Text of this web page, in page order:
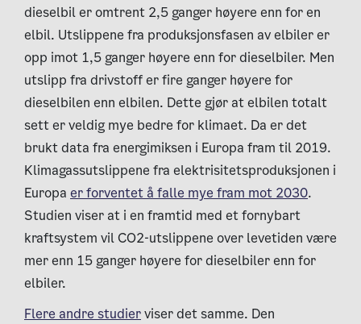
dieselbil er omtrent 2,5 ganger høyere enn for en
elbil. Utslippene fra produksjonsfasen av elbiler er
opp imot 1,5 ganger høyere enn for dieselbiler. Men
utslipp fra drivstoff er fire ganger høyere for
dieselbilen enn elbilen. Dette gjør at elbilen totalt
sett er veldig mye bedre for klimaet. Da er det
brukt data fra energimiksen i Europa fram til 2019.
Klimagassutslippene fra elektrisitetsproduksjonen i
Europa er forventet å falle mye fram mot 2030.
Studien viser at i en framtid med et fornybart
kraftsystem vil CO2-utslippene over levetiden være
mer enn 15 ganger høyere for dieselbiler enn for
elbiler.
Flere andre studierviser det samme. Den